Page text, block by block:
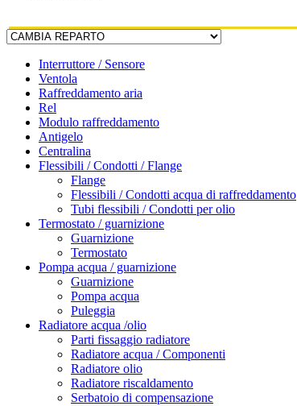
Interruttore / Sensore
Ventola
Raffreddamento aria
Rel
Modulo raffreddamento
Antigelo
Centralina
Flessibili / Condotti / Flange
Flange
Flessibili / Condotti acqua di raffreddamento
Tubi flessibili / Condotti per olio
Termostato / guarnizione
Guarnizione
Termostato
Pompa acqua / guarnizione
Guarnizione
Pompa acqua
Puleggia
Radiatore acqua /olio
Parti fissaggio radiatore
Radiatore acqua / Componenti
Radiatore olio
Radiatore riscaldamento
Serbatoio di compensazione